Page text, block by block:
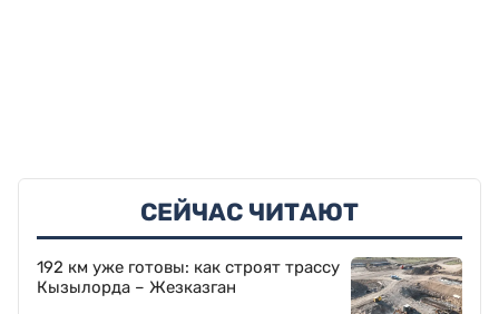
СЕЙЧАС ЧИТАЮТ
192 км уже готовы: как строят трассу
Кызылорда – Жезказган